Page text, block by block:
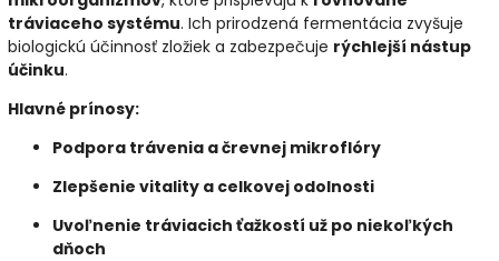
tráviaceho systému. Ich prirodzená fermentácia zvyšuje
biologickú účinnosť zložiek a zabezpečuje rýchlejší nástup
účinku.
Hlavné prínosy:
Podpora trávenia a črevnej mikroflóry
Zlepšenie vitality a celkovej odolnosti
Uvoľnenie tráviacich ťažkostí už po niekoľkých
dňoch